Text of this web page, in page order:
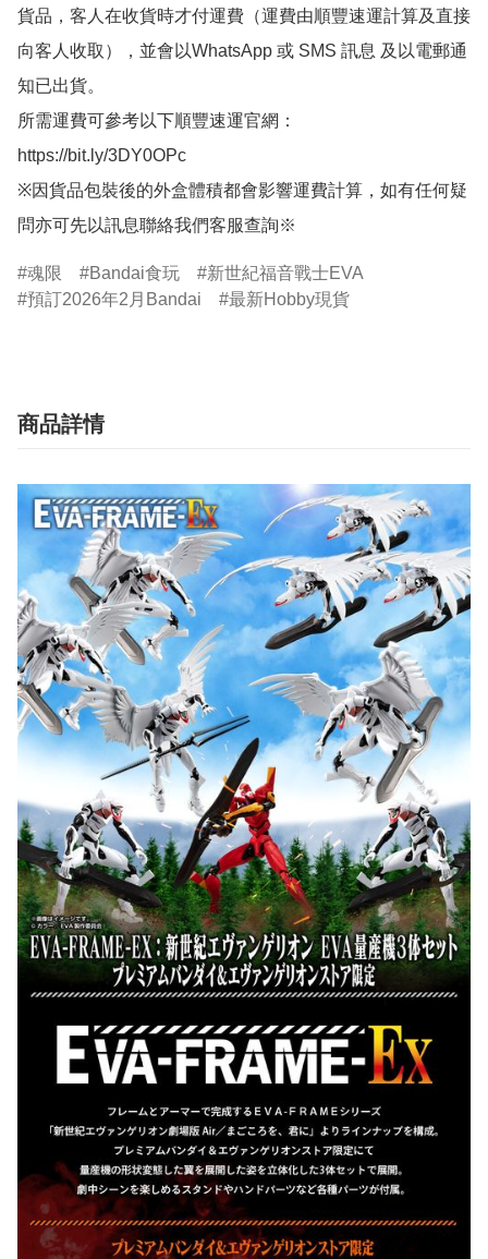
貨品，客人在收貨時才付運費（運費由順豐速運計算及直接
向客人收取），並會以WhatsApp 或 SMS 訊息 及以電郵通
知已出貨。
所需運費可參考以下順豐速運官網：
https://bit.ly/3DY0OPc
※因貨品包裝後的外盒體積都會影響運費計算，如有任何疑
問亦可先以訊息聯絡我們客服查詢※
魂限 Bandai食玩
新世紀福音戰士EVA
預訂2026年2月Bandai
最新Hobby現貨
商品詳情